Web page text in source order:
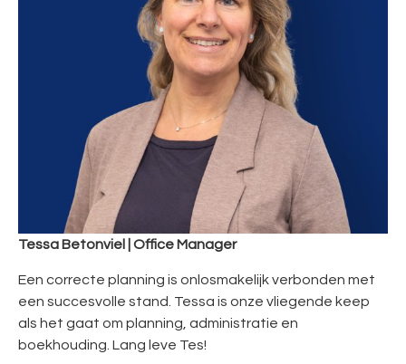
Tessa Betonviel | Office Manager
Een correcte planning is onlosmakelijk verbonden met
een succesvolle stand. Tessa is onze vliegende keep
als het gaat om planning, administratie en
boekhouding. Lang leve Tes!